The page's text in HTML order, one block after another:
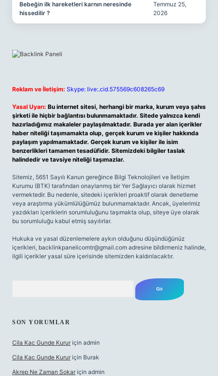
Bebeğin ilk hareketleri karnın neresinde
hissedilir ?
Temmuz 25,
2026
Reklam ve İletişim: Skype: live:.cid.575569c608265c69
Yasal Uyarı: Bu internet sitesi, herhangi bir marka, kurum veya şahıs
şirketi ile hiçbir bağlantısı bulunmamaktadır. Sitede yalnızca kendi
hazırladığımız makaleler paylaşılmaktadır. Burada yer alan içerikler
haber niteliği taşımamakta olup, gerçek kurum ve kişiler hakkında
paylaşım yapılmamaktadır. Gerçek kurum ve kişiler ile isim
benzerlikleri tamamen tesadüfidir. Sitemizdeki bilgiler taslak
halindedir ve tavsiye niteliği taşımazlar.
Sitemiz, 5651 Sayılı Kanun gereğince Bilgi Teknolojileri ve İletişim
Kurumu (BTK) tarafından onaylanmış bir Yer Sağlayıcı olarak hizmet
vermektedir. Bu nedenle, sitedeki içerikleri proaktif olarak denetleme
veya araştırma yükümlülüğümüz bulunmamaktadır. Ancak, üyelerimiz
yazdıkları içeriklerin sorumluluğunu taşımakta olup, siteye üye olarak
bu sorumluluğu kabul etmiş sayılırlar.
Hukuka ve yasal düzenlemelere aykırı olduğunu düşündüğünüz
içerikleri, backlinkpanelicomtr@gmail.com adresine bildirmeniz halinde,
ilgili içerikler yasal süre içerisinde sitemizden kaldırılacaktır.
SON YORUMLAR
Cila Kac Gunde Kurur için admin
Cila Kac Gunde Kurur için Burak
Akrep Ne Zaman Sokar için admin